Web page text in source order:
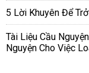
5 Lời Khuyên Để
Tài Liệu Cầu
Nguyện Cho Việc